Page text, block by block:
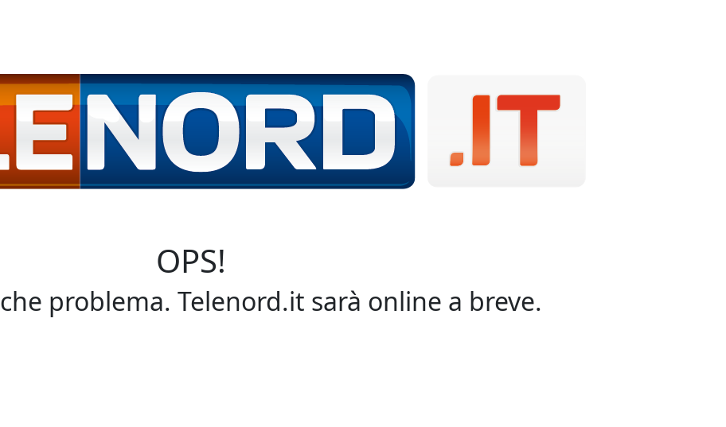
OPS!
problema. Telenord.it sarà online a breve.